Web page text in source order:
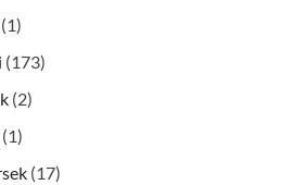
(1)
(173)
(2)
(1)
(17)